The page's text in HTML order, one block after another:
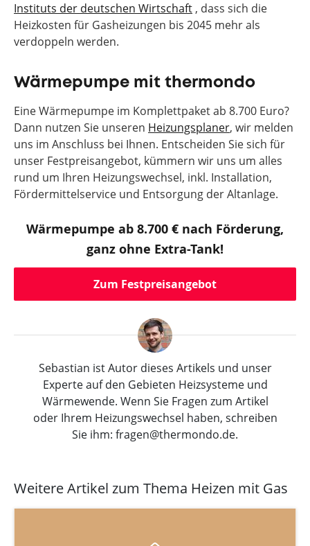
Instituts der deutschen Wirtschaft , dass sich die
Heizkosten für Gasheizungen bis 2045 mehr als
verdoppeln werden.
Wärmepumpe mit thermondo
Eine Wärmepumpe im Komplettpaket ab 8.700 Euro?
Dann nutzen Sie unseren Heizungsplaner, wir melden
uns im Anschluss bei Ihnen. Entscheiden Sie sich für
unser Festpreisangebot, kümmern wir uns um alles
rund um Ihren Heizungswechsel, inkl. Installation,
Fördermittelservice und Entsorgung der Altanlage.
Wärmepumpe ab 8.700 € nach Förderung,
ganz ohne Extra-Tank!
Zum Festpreisangebot
Sebastian ist Autor dieses Artikels und unser
Experte auf den Gebieten Heizsysteme und
Wärmewende. Wenn Sie Fragen zum Artikel
oder Ihrem Heizungswechsel haben, schreiben
Sie ihm: fragen@thermondo.de.
Weitere Artikel zum Thema Heizen mit Gas